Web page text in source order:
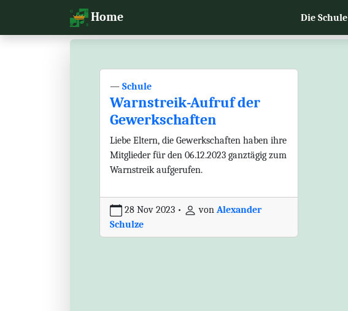
Home Die Schule
— Schule
Warnstreik-Aufruf der
Gewerkschaften
Liebe Eltern, die Gewerkschaften haben ihre
Mitglieder für den 06.12.2023 ganztägig zum
Warnstreik aufgerufen.
28 Nov 2023 • von Alexander
Schulze